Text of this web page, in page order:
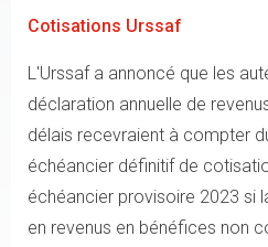
Cotisations Urssaf
L'Urssaf a annoncé que les
déclaration annuelle de
délais recevraient à compter
échéancier définitif de
échéancier provisoire 2023 si
en revenus en bénéfices non